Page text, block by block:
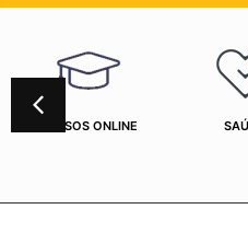
CURSOS ONLINE